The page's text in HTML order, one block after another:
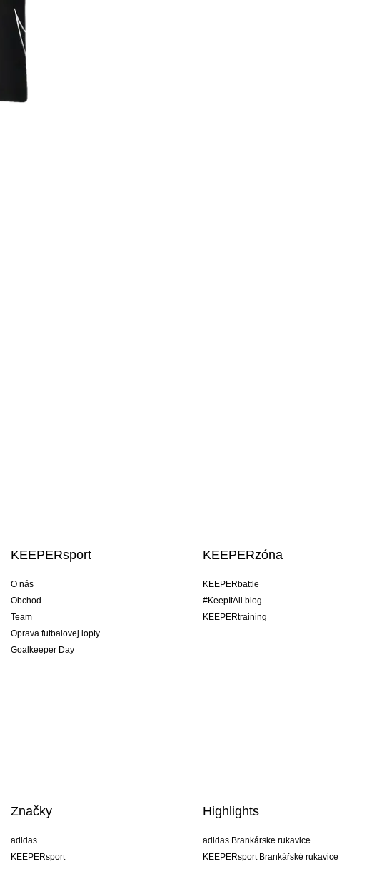
KEEPERsport
O nás
Obchod
Team
Oprava futbalovej lopty
Goalkeeper Day
KEEPERzóna
KEEPERbattle
#KeepItAll blog
KEEPERtraining
Značky
adidas
KEEPERsport
Highlights
adidas Brankárske rukavice
KEEPERsport Brankářské rukavice